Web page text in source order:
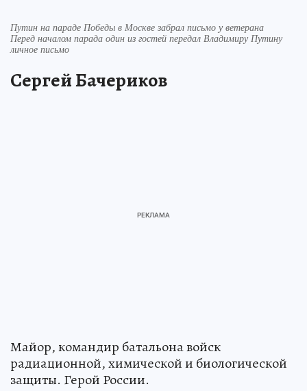
Путин на параде Победы в Москве забрал письмо у ветерана
Перед началом парада один из гостей передал Владимиру Путину
личное письмо
Сергей Бачериков
Майор, командир батальона войск
радиационной, химической и биологической
защиты. Герой России.